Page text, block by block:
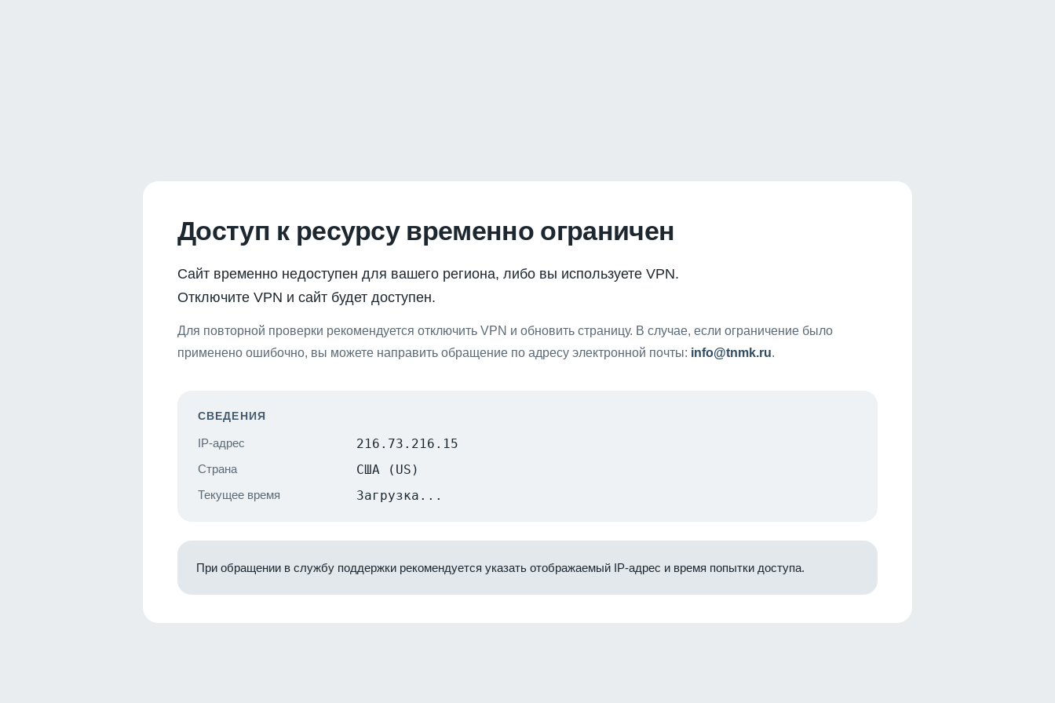
Доступ к ресурсу временно ограничен
Сайт временно недоступен для вашего региона, либо вы используете VPN.
Отключите VPN и сайт будет доступен.
Для повторной проверки рекомендуется отключить VPN и обновить страницу. В случае, если ограничение было
применено ошибочно, вы можете направить обращение по адресу электронной почты: info@tnmk.ru.
СВЕДЕНИЯ
IP-адрес 216.73.216.15
Страна США (US)
Текущее время Загрузка...
При обращении в службу поддержки рекомендуется указать отображаемый IP-адрес и время попытки доступа.